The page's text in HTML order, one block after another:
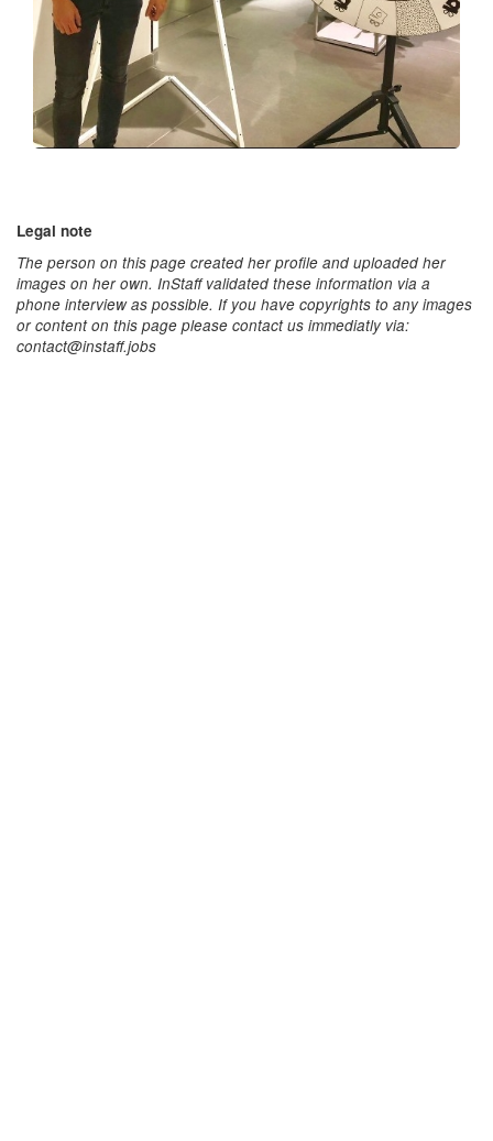
Legal note
The person on this page created her profile and uploaded her
images on her own. InStaff validated these information via a
phone interview as possible. If you have copyrights to any images
or content on this page please contact us immediatly via:
contact@instaff.jobs